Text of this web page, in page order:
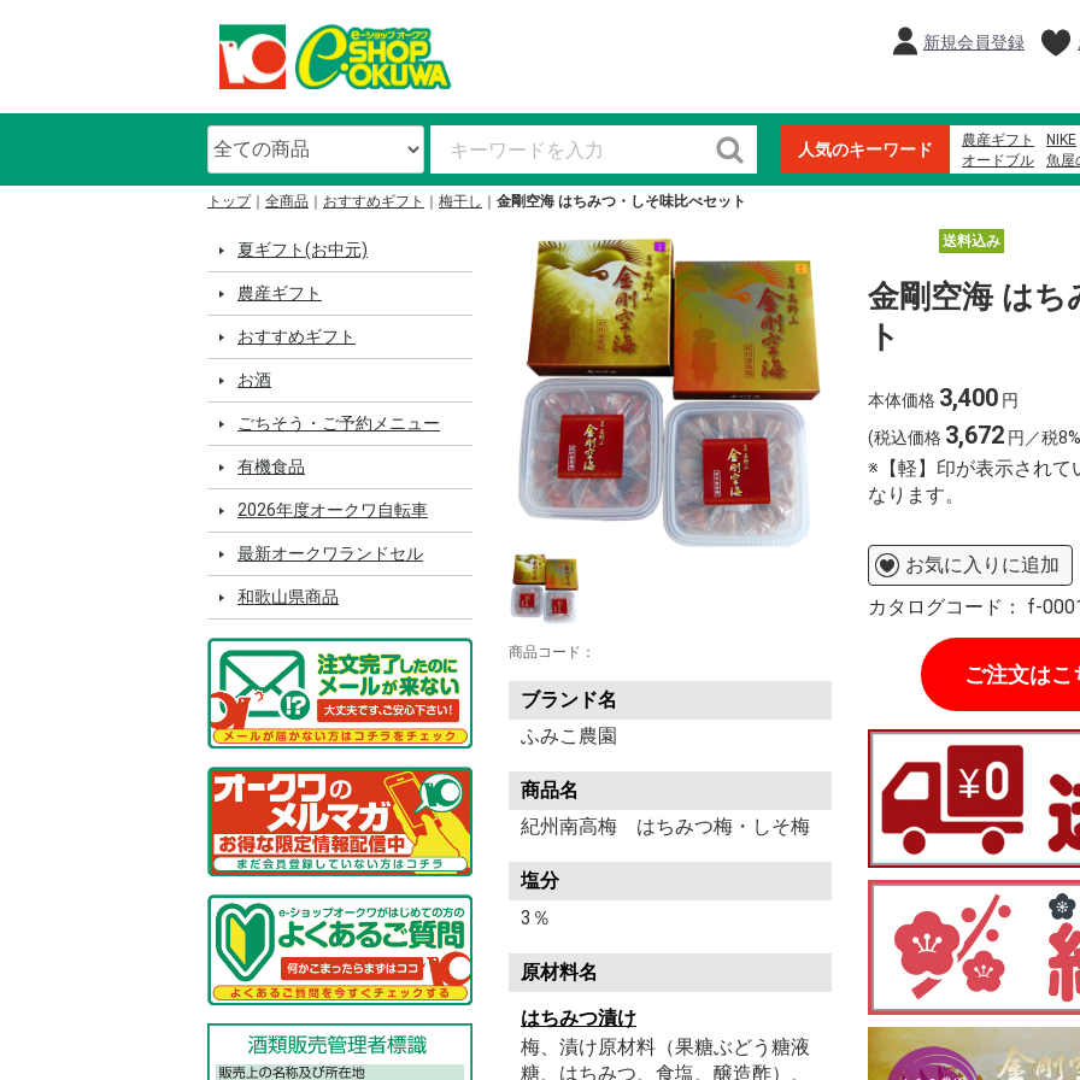
新規会員登録
人気のキーワード 農産ギフト
NIKE
オードブル
魚屋
トップ 全商品 おすすめギフト 梅干し 金剛空海 はちみつ・しそ味比べセット
夏ギフト(お中元)
農産ギフト
おすすめギフト
お酒
ごちそう・ご予約メニュー
有機食品
2026年度オークワ自転車
最新オークワランドセル
和歌山県商品
送料込み
金剛空海 はち
ト
本体価格 3,400円
(税込価格 3,672円／税
※【軽】印が表示されて
なります。
お気に入りに追加
カタログコード： f-
ご注文はこ
商品コード：
ブランド名
ふみこ農園
商品名
紀州南高梅 はちみつ梅・しそ梅
塩分
3％
原材料名
はちみつ漬け
梅、漬け原材料（果糖ぶどう糖液
糖、はちみつ、食塩、醸造酢）、